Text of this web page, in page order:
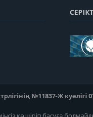
№11837-Ж куәлігі